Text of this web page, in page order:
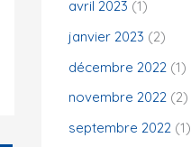
avril 2023 (1)
janvier 2023 (2)
décembre 2022 (1)
novembre 2022 (2)
septembre 2022 (1)